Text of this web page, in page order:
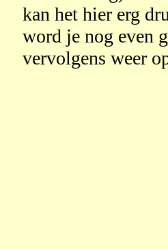
kan het hier erg
word je nog even
vervolgens weer